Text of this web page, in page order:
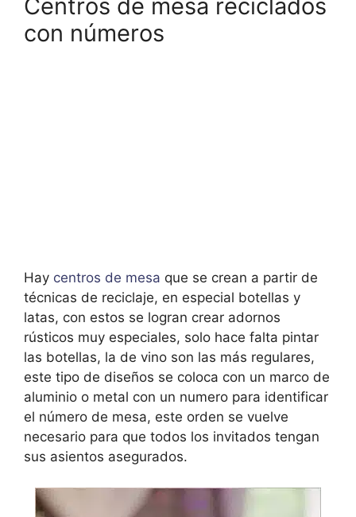
Centros de mesa reciclados
con números
Hay centros de mesa que se crean a partir de
técnicas de reciclaje, en especial botellas y
latas, con estos se logran crear adornos
rústicos muy especiales, solo hace falta pintar
las botellas, la de vino son las más regulares,
este tipo de diseños se coloca con un marco de
aluminio o metal con un numero para identificar
el número de mesa, este orden se vuelve
necesario para que todos los invitados tengan
sus asientos asegurados.